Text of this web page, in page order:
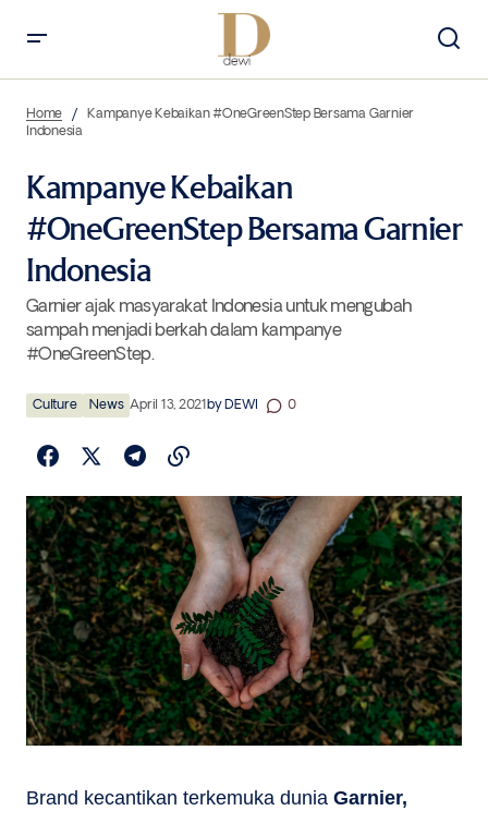
Home
Kampanye Kebaikan #OneGreenStep Bersama Garnier
Indonesia
Kampanye Kebaikan
#OneGreenStep Bersama Garnier
Indonesia
Garnier ajak masyarakat Indonesia untuk mengubah
sampah menjadi berkah dalam kampanye
#OneGreenStep.
Culture News April 13, 2021byDEWI 0
Brand kecantikan terkemuka dunia Garnier,